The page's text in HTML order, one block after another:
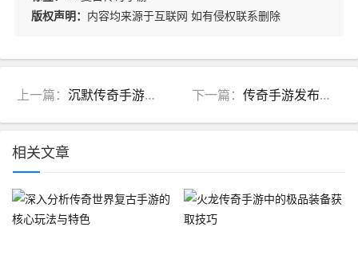
版权声明： 内容均来源于互联网 如有侵权联系删除
上一篇： 沉默传奇手游发布网站官网(沉默传奇复古版手游攻略) 下一篇：传奇手游发布信息网官网首页(传奇手游发布网新开服)
相关文章